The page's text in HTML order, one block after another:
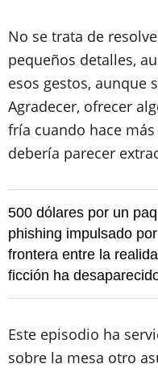
No se trata de
pequeños detalles,
esos gestos, aunque
Agradecer, ofrecer
fría cuando hace
debería parecer
500 dólares por un
phishing impulsado
frontera entre la
ficción ha
Este episodio ha
sobre la mesa otro